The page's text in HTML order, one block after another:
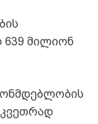
639 მილიონ